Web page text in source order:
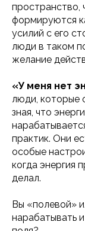
пространство,
формируются
усилий с его
люди в таком
желание
«У меня нет
люди, которые
зная, что
практик. Они
особые
когда энергия
делал.
Вы «полевой»
нарабатывать